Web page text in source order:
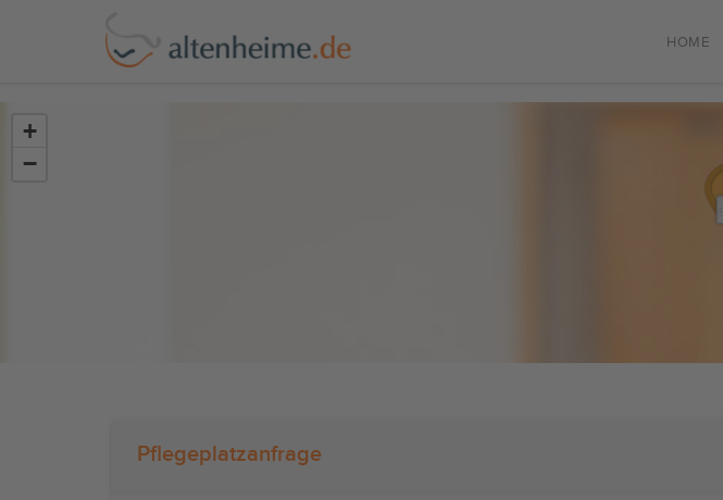
HOME
+
−
Pflegeplatzanfrage